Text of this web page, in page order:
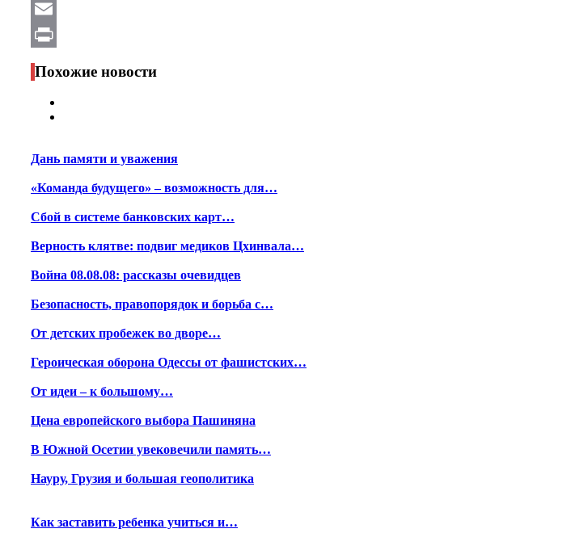
WhatsApp
Email
Print
Похожие новости
Дань памяти и уважения
«Команда будущего» – возможность для…
Сбой в системе банковских карт…
Верность клятве: подвиг медиков Цхинвала…
Война 08.08.08: рассказы очевидцев
Безопасность, правопорядок и борьба с…
От детских пробежек во дворе…
Героическая оборона Одессы от фашистских…
От идеи – к большому…
Цена европейского выбора Пашиняна
В Южной Осетии увековечили память…
Науру, Грузия и большая геополитика
Как заставить ребенка учиться и…